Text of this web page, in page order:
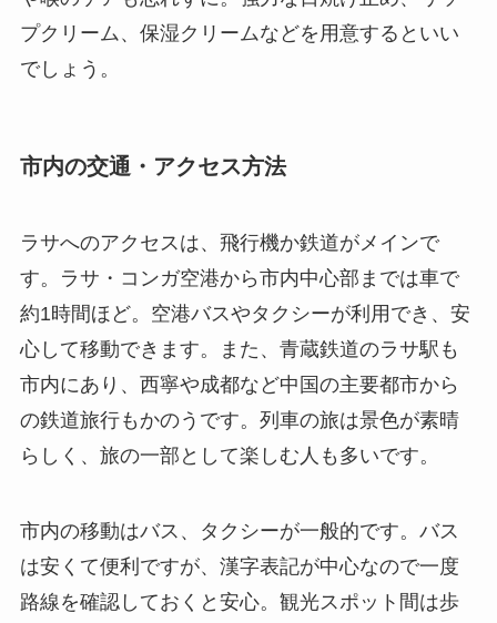
プクリーム、保湿クリームなどを用意するといい
でしょう。
市内の交通・アクセス方法
ラサへのアクセスは、飛行機か鉄道がメインで
す。ラサ・コンガ空港から市内中心部までは車で
約1時間ほど。空港バスやタクシーが利用でき、安
心して移動できます。また、青蔵鉄道のラサ駅も
市内にあり、西寧や成都など中国の主要都市から
の鉄道旅行もかのうです。列車の旅は景色が素晴
らしく、旅の一部として楽しむ人も多いです。
市内の移動はバス、タクシーが一般的です。バス
は安くて便利ですが、漢字表記が中心なので一度
路線を確認しておくと安心。観光スポット間は歩